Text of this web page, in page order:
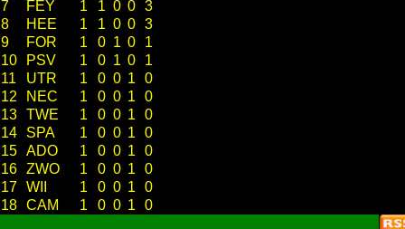
7
FEY 1 1 0 0 3
8
HEE 1 1 0 0 3
9
FOR 1 0 1 0
1
10
PSV 1 0 1 0
1
11
UTR 1 0 0 1
0
12
NEC 1 0 0 1
0
13 TWE 1 0 0 1
0
14
SPA 1 0 0 1
0
15 ADO 1 0 0 1
0
16 ZWO 1 0 0 1
0
17 WII 1 0 0 1
0
18 CAM 1 0 0 1 0